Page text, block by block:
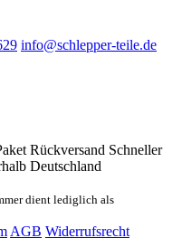
info@schlepper-teile.de
Rückversand Schneller
Deutschland
dient lediglich als
AGB Widerrufsrecht